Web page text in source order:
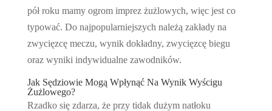
pół roku mamy ogrom imprez żużlowych, więc jest co
typować. Do najpopularniejszych należą zakłady na
zwycięzcę meczu, wynik dokładny, zwycięzcę biegu
oraz wyniki indywidualne zawodników.
Jak Sędziowie Mogą Wpłynąć Na Wynik Wyścigu
Żużlowego?
Rzadko się zdarza, że przy tidak dużym natłoku